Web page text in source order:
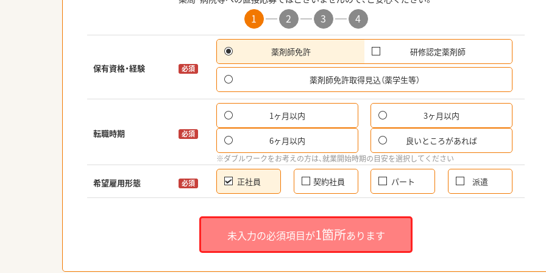
1 2 3 4
保有資格・経験 必須
薬剤師免許 研修認定薬剤師
薬剤師免許取得見込（薬学生等）
転職時期 必須
1ヶ月以内 3ヶ月以内
6ヶ月以内 良いところがあれば
※ダブルワークをお考えの方は、就業開始時期の目安を選択してください
希望雇用形態 必須 正社員 契約社員 パート 派遣
未入力の必須項目が1箇所あります